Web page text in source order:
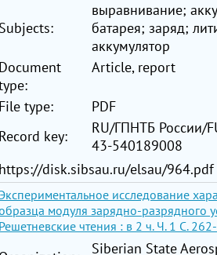
Subjects:
выравнивание;
батарея; заряд;
аккумулятор
Document
Article, report
File type:
PDF
Record key:
RU/ГПНТБ России/
43-540189008
https://disk.sibsau.ru/elsau/964.pdf
исследование
модуля зарядно-разрядного
Решетневские чтения : в 2 ч. Ч. 1 C.
Siberian State